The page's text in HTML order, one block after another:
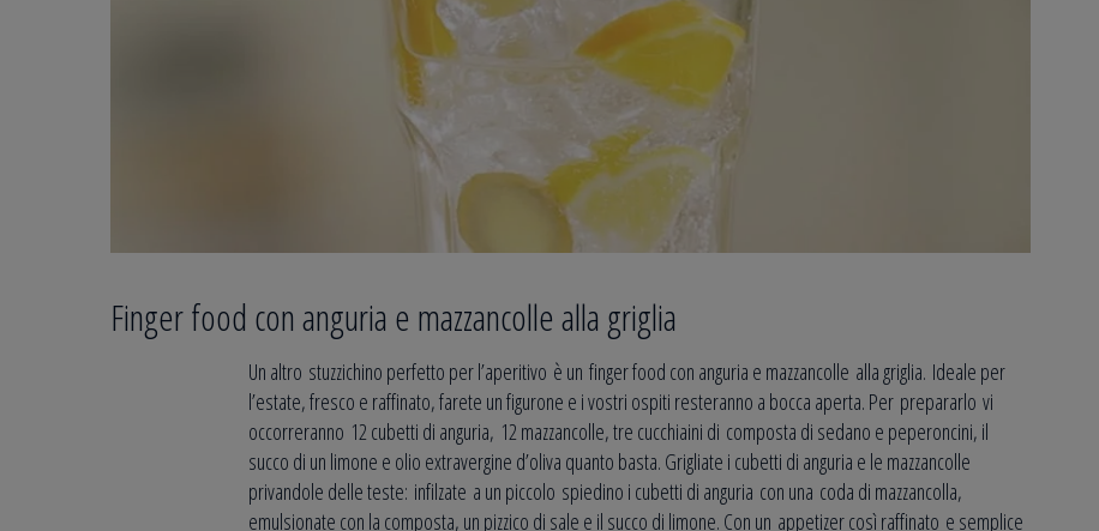
Finger food con anguria e mazzancolle alla griglia
Un altro stuzzichino perfetto per l’aperitivo è un finger food con anguria e mazzancolle alla griglia. Ideale per
l’estate, fresco e raffinato, farete un figurone e i vostri ospiti resteranno a bocca aperta. Per prepararlo vi
occorreranno 12 cubetti di anguria, 12 mazzancolle, tre cucchiaini di composta di sedano e peperoncini, il
succo di un limone e olio extravergine d’oliva quanto basta. Grigliate i cubetti di anguria e le mazzancolle
privandole delle teste: infilzate a un piccolo spiedino i cubetti di anguria con una coda di mazzancolla,
emulsionate con la composta, un pizzico di sale e il succo di limone. Con un appetizer così raffinato e semplice